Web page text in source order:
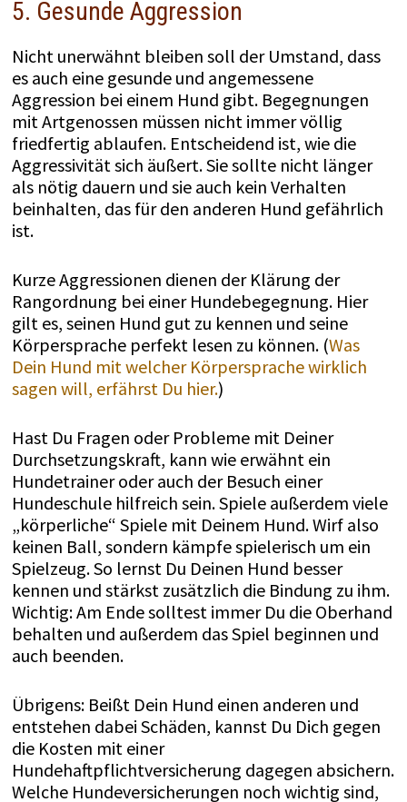
5. Gesunde Aggression
Nicht unerwähnt bleiben soll der Umstand, dass
es auch eine gesunde und angemessene
Aggression bei einem Hund gibt. Begegnungen
mit Artgenossen müssen nicht immer völlig
friedfertig ablaufen. Entscheidend ist, wie die
Aggressivität sich äußert. Sie sollte nicht länger
als nötig dauern und sie auch kein Verhalten
beinhalten, das für den anderen Hund gefährlich
ist.
Kurze Aggressionen dienen der Klärung der
Rangordnung bei einer Hundebegegnung. Hier
gilt es, seinen Hund gut zu kennen und seine
Körpersprache perfekt lesen zu können. (Was
Dein Hund mit welcher Körpersprache wirklich
sagen will, erfährst Du hier.)
Hast Du Fragen oder Probleme mit Deiner
Durchsetzungskraft, kann wie erwähnt ein
Hundetrainer oder auch der Besuch einer
Hundeschule hilfreich sein. Spiele außerdem viele
„körperliche“ Spiele mit Deinem Hund. Wirf also
keinen Ball, sondern kämpfe spielerisch um ein
Spielzeug. So lernst Du Deinen Hund besser
kennen und stärkst zusätzlich die Bindung zu ihm.
Wichtig: Am Ende solltest immer Du die Oberhand
behalten und außerdem das Spiel beginnen und
auch beenden.
Übrigens: Beißt Dein Hund einen anderen und
entstehen dabei Schäden, kannst Du Dich gegen
die Kosten mit einer
Hundehaftpflichtversicherung dagegen absichern.
Welche Hundeversicherungen noch wichtig sind,